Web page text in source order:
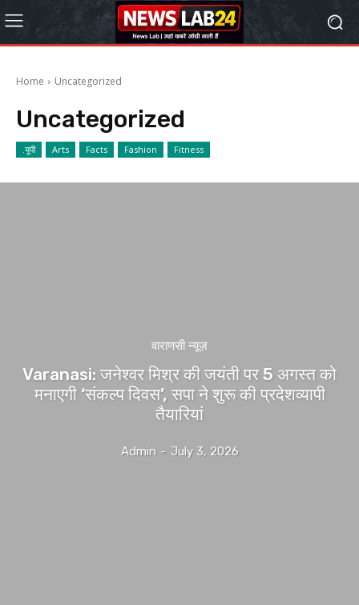
Home Uncategorized
Uncategorized
.यूपी Arts Facts Fashion Fitness
वाराणसी न्यूज़
Varanasi: जनेश्वर मिश्र की जयंती पर 5 अगस्त को
मनाएगी ‘संकल्प दिवस’, सपा ने शुरू की प्रदेशव्यापी
तैयारियां
Admin - July 3, 2026